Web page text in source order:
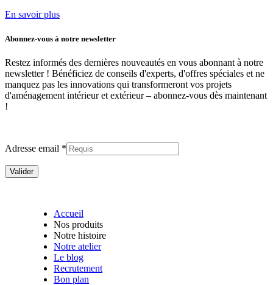
En savoir plus
Abonnez-vous à notre newsletter
Restez informés des dernières nouveautés en vous abonnant à notre
newsletter ! Bénéficiez de conseils d'experts, d'offres spéciales et ne
manquez pas les innovations qui transformeront vos projets
d'aménagement intérieur et extérieur – abonnez-vous dès maintenant
!
Adresse email *
Accueil
Nos produits
Notre histoire
Notre atelier
Le blog
Recrutement
Bon plan